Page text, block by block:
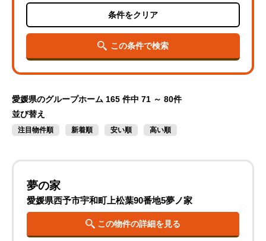
条件をクリア
この条件で検索
愛媛県のグループホーム 165 件中 71 ～ 80件
並び替え
注目物件順 新着順 安い順 高い順
夢の家
愛媛県西予市宇和町上松葉90番地5夢ノ家
この物件の詳細を見る